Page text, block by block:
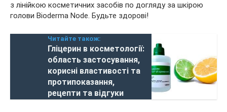
з лінійкою косметичних засобів по догляду за шкірою
голови Bioderma Node. Будьте здорові!
Читайте також:
Гліцерин в косметології:
область застосування,
корисні властивості та
протипоказання,
рецепти та відгуки